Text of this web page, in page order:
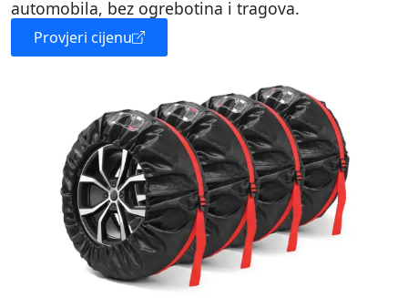
automobila, bez ogrebotina i tragova.
Provjeri cijenu